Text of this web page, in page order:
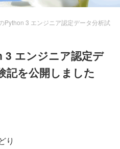
Python 3 エンジニア認定データ分析試
エンジニア認定デ
記を公開しました
り